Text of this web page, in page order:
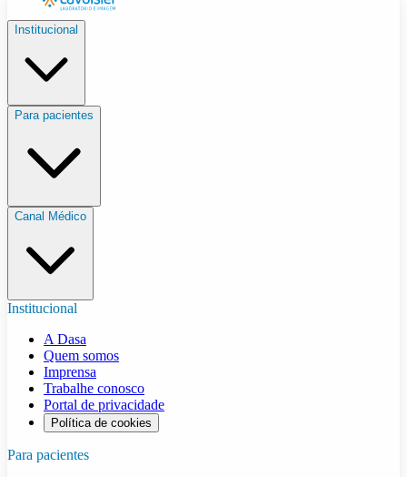
Institucional
Para pacientes
Canal Médico
Institucional
A Dasa
Quem somos
Imprensa
Trabalhe conosco
Portal de privacidade
Política de cookies
Para pacientes